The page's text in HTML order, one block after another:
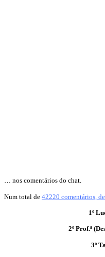
… nos comentários do chat.
Num total de 42220 comentários,
1º
2º Prof.ª
3º